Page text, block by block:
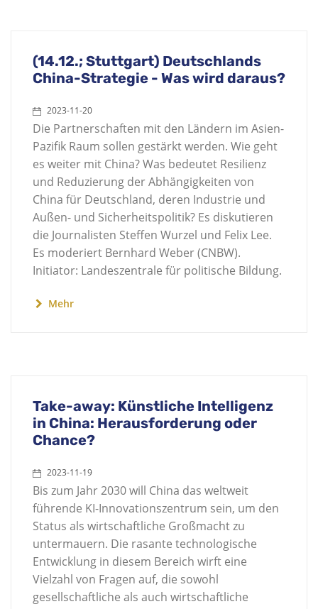
(14.12.; Stuttgart) Deutschlands
China-Strategie - Was wird daraus?
2023-11-20
Die Partnerschaften mit den Ländern im Asien-
Pazifik Raum sollen gestärkt werden. Wie geht
es weiter mit China? Was bedeutet Resilienz
und Reduzierung der Abhängigkeiten von
China für Deutschland, deren Industrie und
Außen- und Sicherheitspolitik? Es diskutieren
die Journalisten Steffen Wurzel und Felix Lee.
Es moderiert Bernhard Weber (CNBW).
Initiator: Landeszentrale für politische Bildung.
Mehr
Take-away: Künstliche Intelligenz
in China: Herausforderung oder
Chance?
2023-11-19
Bis zum Jahr 2030 will China das weltweit
führende KI-Innovationszentrum sein, um den
Status als wirtschaftliche Großmacht zu
untermauern. Die rasante technologische
Entwicklung in diesem Bereich wirft eine
Vielzahl von Fragen auf, die sowohl
gesellschaftliche als auch wirtschaftliche